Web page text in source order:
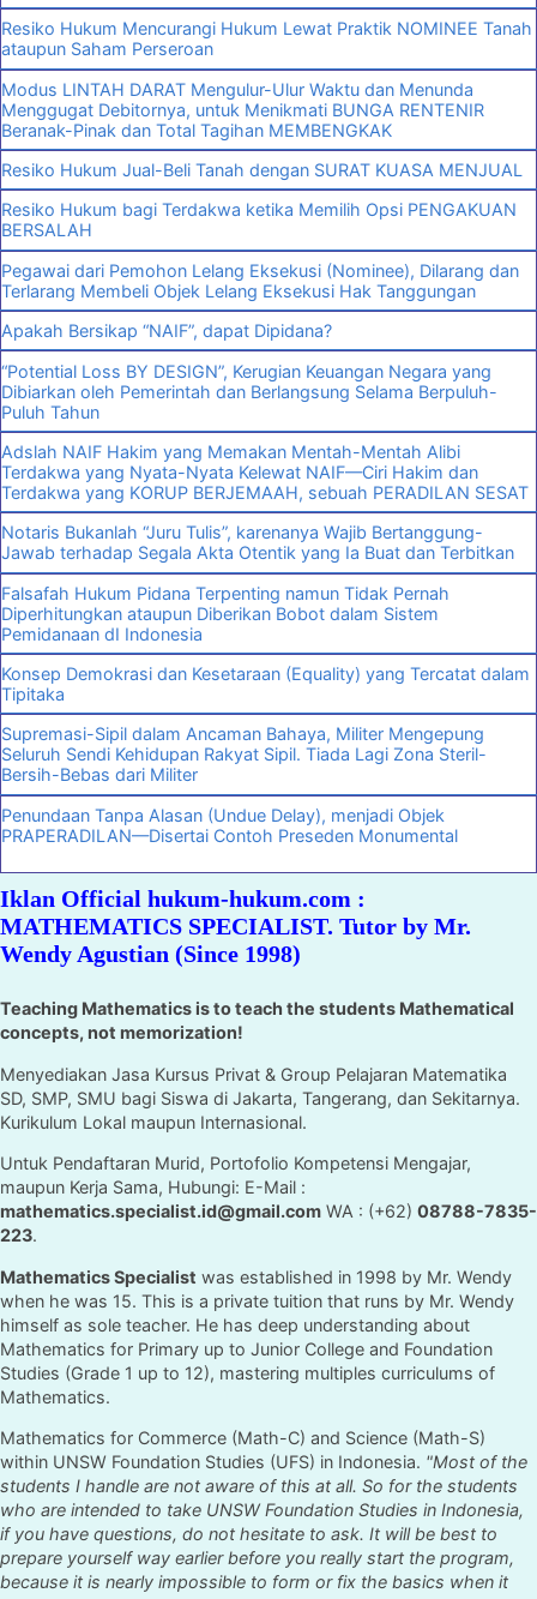
Resiko Hukum Mencurangi Hukum Lewat Praktik NOMINEE Tanah
ataupun Saham Perseroan
Modus LINTAH DARAT Mengulur-Ulur Waktu dan Menunda
Menggugat Debitornya, untuk Menikmati BUNGA RENTENIR
Beranak-Pinak dan Total Tagihan MEMBENGKAK
Resiko Hukum Jual-Beli Tanah dengan SURAT KUASA MENJUAL
Resiko Hukum bagi Terdakwa ketika Memilih Opsi PENGAKUAN
BERSALAH
Pegawai dari Pemohon Lelang Eksekusi (Nominee), Dilarang dan
Terlarang Membeli Objek Lelang Eksekusi Hak Tanggungan
Apakah Bersikap “NAIF”, dapat Dipidana?
“Potential Loss BY DESIGN”, Kerugian Keuangan Negara yang
Dibiarkan oleh Pemerintah dan Berlangsung Selama Berpuluh-
Puluh Tahun
Adslah NAIF Hakim yang Memakan Mentah-Mentah Alibi
Terdakwa yang Nyata-Nyata Kelewat NAIF—Ciri Hakim dan
Terdakwa yang KORUP BERJEMAAH, sebuah PERADILAN SESAT
Notaris Bukanlah “Juru Tulis”, karenanya Wajib Bertanggung-
Jawab terhadap Segala Akta Otentik yang Ia Buat dan Terbitkan
Falsafah Hukum Pidana Terpenting namun Tidak Pernah
Diperhitungkan ataupun Diberikan Bobot dalam Sistem
Pemidanaan dI Indonesia
Konsep Demokrasi dan Kesetaraan (Equality) yang Tercatat dalam
Tipitaka
Supremasi-Sipil dalam Ancaman Bahaya, Militer Mengepung
Seluruh Sendi Kehidupan Rakyat Sipil. Tiada Lagi Zona Steril-
Bersih-Bebas dari Militer
Penundaan Tanpa Alasan (Undue Delay), menjadi Objek
PRAPERADILAN—Disertai Contoh Preseden Monumental
Iklan Official hukum-hukum.com :
MATHEMATICS SPECIALIST. Tutor by Mr.
Wendy Agustian (Since 1998)
Teaching Mathematics is to teach the students Mathematical
concepts, not memorization!
Menyediakan Jasa Kursus Privat & Group Pelajaran Matematika
SD, SMP, SMU bagi Siswa di Jakarta, Tangerang, dan Sekitarnya.
Kurikulum Lokal maupun Internasional.
Untuk Pendaftaran Murid, Portofolio Kompetensi Mengajar,
maupun Kerja Sama, Hubungi: E-Mail :
mathematics.specialist.id@gmail.com WA : (+62) 08788-7835-
223.
Mathematics Specialist was established in 1998 by Mr. Wendy
when he was 15. This is a private tuition that runs by Mr. Wendy
himself as sole teacher. He has deep understanding about
Mathematics for Primary up to Junior College and Foundation
Studies (Grade 1 up to 12), mastering multiples curriculums of
Mathematics.
Mathematics for Commerce (Math-C) and Science (Math-S)
within UNSW Foundation Studies (UFS) in Indonesia. "Most of the
students I handle are not aware of this at all. So for the students
who are intended to take UNSW Foundation Studies in Indonesia,
if you have questions, do not hesitate to ask. It will be best to
prepare yourself way earlier before you really start the program,
because it is nearly impossible to form or fix the basics when it